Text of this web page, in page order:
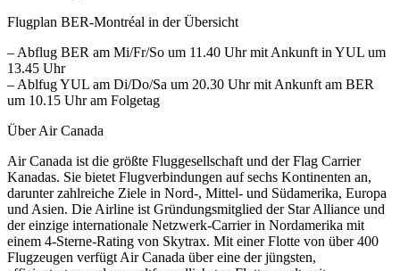
Flugplan BER-Montréal in der Übersicht
– Abflug BER am Mi/Fr/So um 11.40 Uhr mit Ankunft in YUL um
13.45 Uhr
– Ablfug YUL am Di/Do/Sa um 20.30 Uhr mit Ankunft am BER
um 10.15 Uhr am Folgetag
Über Air Canada
Air Canada ist die größte Fluggesellschaft und der Flag Carrier
Kanadas. Sie bietet Flugverbindungen auf sechs Kontinenten an,
darunter zahlreiche Ziele in Nord-, Mittel- und Südamerika, Europa
und Asien. Die Airline ist Gründungsmitglied der Star Alliance und
der einzige internationale Netzwerk-Carrier in Nordamerika mit
einem 4-Sterne-Rating von Skytrax. Mit einer Flotte von über 400
Flugzeugen verfügt Air Canada über eine der jüngsten,